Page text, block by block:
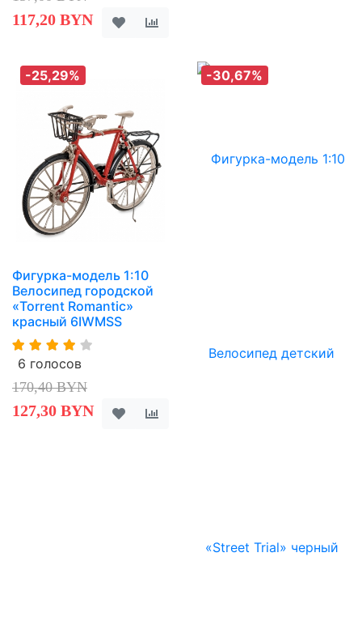
117,20 BYN
-25,29%
Фигурка-модель 1:10
Велосипед городской
«Torrent Romantic»
красный 6IWMSS
6 голосов
170,40 BYN
127,30 BYN
-30,67%